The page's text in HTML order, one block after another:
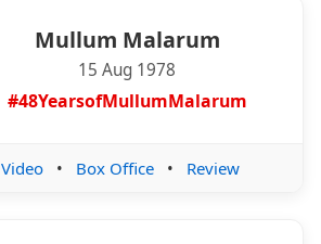
Mullum Malarum
15 Aug 1978
#48YearsofMullumMalarum
Video • Box Office • Review